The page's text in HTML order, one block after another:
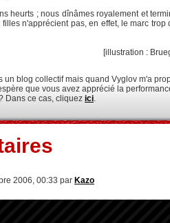
heurts ; nous dînâmes royalement et
n'apprécient pas, en effet, le marc trop
haine !!!
[illustration :
un blog collectif mais quand Vyglov m'a
que vous avez apprécié la
Dans ce cas, cliquez ici.
2006, 00:33 par Kazo